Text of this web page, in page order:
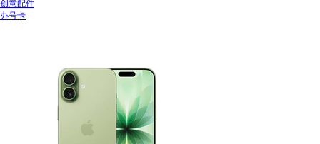
创意配件
办号卡